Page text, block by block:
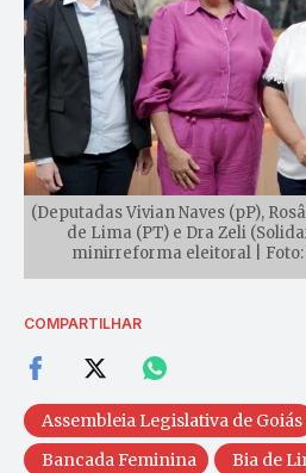
(Deputadas Vivian Naves (pP),
de Lima (PT) e Dra Zeli
minirreforma eleitoral | Foto:
COMPARTILHAR
Assembleia Legislativa de Goiás
Bancada Feminina
Bia de